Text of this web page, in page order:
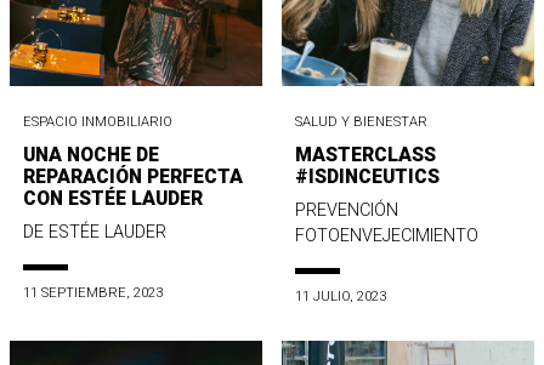
ESPACIO INMOBILIARIO
UNA NOCHE DE
REPARACIÓN PERFECTA
CON ESTÉE LAUDER
DE ESTÉE LAUDER
11 SEPTIEMBRE, 2023
SALUD Y BIENESTAR
MASTERCLASS
#ISDINCEUTICS
PREVENCIÓN
FOTOENVEJECIMIENTO
11 JULIO, 2023